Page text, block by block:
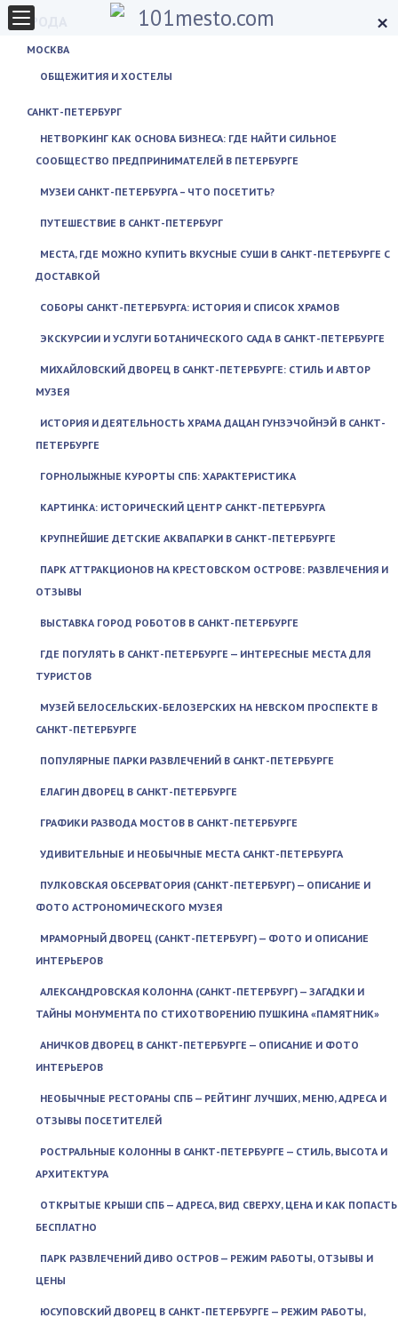
×
ГОРОДА
МОСКВА
ОБЩЕЖИТИЯ И ХОСТЕЛЫ
САНКТ-ПЕТЕРБУРГ
НЕТВОРКИНГ КАК ОСНОВА БИЗНЕСА: ГДЕ НАЙТИ СИЛЬНОЕ
СООБЩЕСТВО ПРЕДПРИНИМАТЕЛЕЙ В ПЕТЕРБУРГЕ
МУЗЕИ САНКТ-ПЕТЕРБУРГА – ЧТО ПОСЕТИТЬ?
ПУТЕШЕСТВИЕ В САНКТ-ПЕТЕРБУРГ
МЕСТА, ГДЕ МОЖНО КУПИТЬ ВКУСНЫЕ СУШИ В САНКТ-ПЕТЕРБУРГЕ С
ДОСТАВКОЙ
СОБОРЫ САНКТ-ПЕТЕРБУРГА: ИСТОРИЯ И СПИСОК ХРАМОВ
ЭКСКУРСИИ И УСЛУГИ БОТАНИЧЕСКОГО САДА В САНКТ-ПЕТЕРБУРГЕ
МИХАЙЛОВСКИЙ ДВОРЕЦ В САНКТ-ПЕТЕРБУРГЕ: СТИЛЬ И АВТОР
МУЗЕЯ
ИСТОРИЯ И ДЕЯТЕЛЬНОСТЬ ХРАМА ДАЦАН ГУНЗЭЧОЙНЭЙ В САНКТ-
ПЕТЕРБУРГЕ
ГОРНОЛЫЖНЫЕ КУРОРТЫ СПБ: ХАРАКТЕРИСТИКА
КАРТИНКА: ИСТОРИЧЕСКИЙ ЦЕНТР САНКТ-ПЕТЕРБУРГА
КРУПНЕЙШИЕ ДЕТСКИЕ АКВАПАРКИ В САНКТ-ПЕТЕРБУРГЕ
ПАРК АТТРАКЦИОНОВ НА КРЕСТОВСКОМ ОСТРОВЕ: РАЗВЛЕЧЕНИЯ И
ОТЗЫВЫ
ВЫСТАВКА ГОРОД РОБОТОВ В САНКТ-ПЕТЕРБУРГЕ
ГДЕ ПОГУЛЯТЬ В САНКТ-ПЕТЕРБУРГЕ — ИНТЕРЕСНЫЕ МЕСТА ДЛЯ
ТУРИСТОВ
МУЗЕЙ БЕЛОСЕЛЬСКИХ-БЕЛОЗЕРСКИХ НА НЕВСКОМ ПРОСПЕКТЕ В
САНКТ-ПЕТЕРБУРГЕ
ПОПУЛЯРНЫЕ ПАРКИ РАЗВЛЕЧЕНИЙ В САНКТ-ПЕТЕРБУРГЕ
ЕЛАГИН ДВОРЕЦ В САНКТ-ПЕТЕРБУРГЕ
ГРАФИКИ РАЗВОДА МОСТОВ В САНКТ-ПЕТЕРБУРГЕ
УДИВИТЕЛЬНЫЕ И НЕОБЫЧНЫЕ МЕСТА САНКТ-ПЕТЕРБУРГА
ПУЛКОВСКАЯ ОБСЕРВАТОРИЯ (САНКТ-ПЕТЕРБУРГ) — ОПИСАНИЕ И
ФОТО АСТРОНОМИЧЕСКОГО МУЗЕЯ
МРАМОРНЫЙ ДВОРЕЦ (САНКТ-ПЕТЕРБУРГ) — ФОТО И ОПИСАНИЕ
ИНТЕРЬЕРОВ
АЛЕКСАНДРОВСКАЯ КОЛОННА (САНКТ-ПЕТЕРБУРГ) — ЗАГАДКИ И
ТАЙНЫ МОНУМЕНТА ПО СТИХОТВОРЕНИЮ ПУШКИНА «ПАМЯТНИК»
АНИЧКОВ ДВОРЕЦ В САНКТ-ПЕТЕРБУРГЕ — ОПИСАНИЕ И ФОТО
ИНТЕРЬЕРОВ
НЕОБЫЧНЫЕ РЕСТОРАНЫ СПБ — РЕЙТИНГ ЛУЧШИХ, МЕНЮ, АДРЕСА И
ОТЗЫВЫ ПОСЕТИТЕЛЕЙ
РОСТРАЛЬНЫЕ КОЛОННЫ В САНКТ-ПЕТЕРБУРГЕ — СТИЛЬ, ВЫСОТА И
АРХИТЕКТУРА
ОТКРЫТЫЕ КРЫШИ СПБ — АДРЕСА, ВИД СВЕРХУ, ЦЕНА И КАК ПОПАСТЬ
БЕСПЛАТНО
ПАРК РАЗВЛЕЧЕНИЙ ДИВО ОСТРОВ — РЕЖИМ РАБОТЫ, ОТЗЫВЫ И
ЦЕНЫ
ЮСУПОВСКИЙ ДВОРЕЦ В САНКТ-ПЕТЕРБУРГЕ — РЕЖИМ РАБОТЫ,